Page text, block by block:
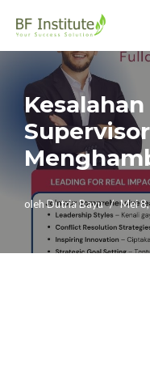
konten
olehDutria Bayu Mei